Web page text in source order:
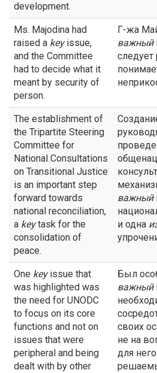
development.
Ms. Majodina had
raised a keyissue,
and the Committee
had to decide what it
meant by security of
person.
Г-жа
важный
следует
The establishment of
the Tripartite Steering
Committee for
National Consultations
on Transitional Justice
is an important step
forward towards
national reconciliation,
a keytask for the
consolidation of
peace.
важный
и одна
One keyissue that
was highlighted was
the need for UNODC
to focus on its core
functions and not on
issues that were
peripheral and being
dealt with by other
Был
важный
своих
не на
для